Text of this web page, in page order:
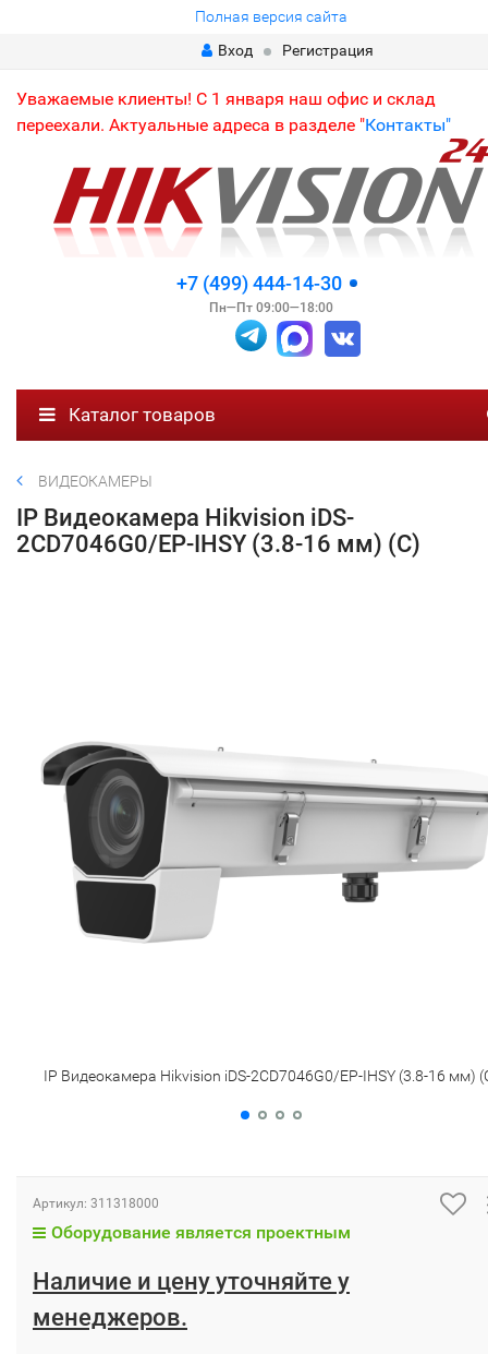
Полная версия сайта
Вход
Регистрация
Уважаемые клиенты! С 1 января наш офис и склад
переехали. Актуальные адреса в разделе "Контакты"
+7 (499) 444-14-30
Пн—Пт 09:00—18:00
Каталог товаров
ВИДЕОКАМЕРЫ
IP Видеокамера Hikvision iDS-
2CD7046G0/EP-IHSY (3.8-16 мм) (C)
IP Видеокамера Hikvision iDS-2CD7046G0/EP-IHSY (3.8-16 мм)
Артикул: 311318000
Оборудование является проектным
Наличие и цену уточняйте у
менеджеров.